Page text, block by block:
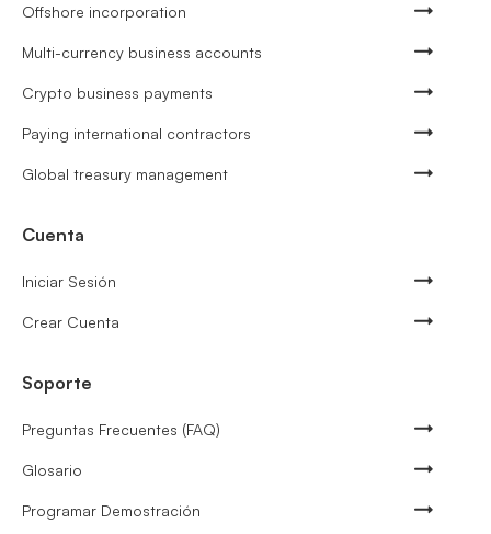
Offshore incorporation
Multi-currency business accounts
Crypto business payments
Paying international contractors
Global treasury management
Cuenta
Iniciar Sesión
Crear Cuenta
Soporte
Preguntas Frecuentes (FAQ)
Glosario
Programar Demostración